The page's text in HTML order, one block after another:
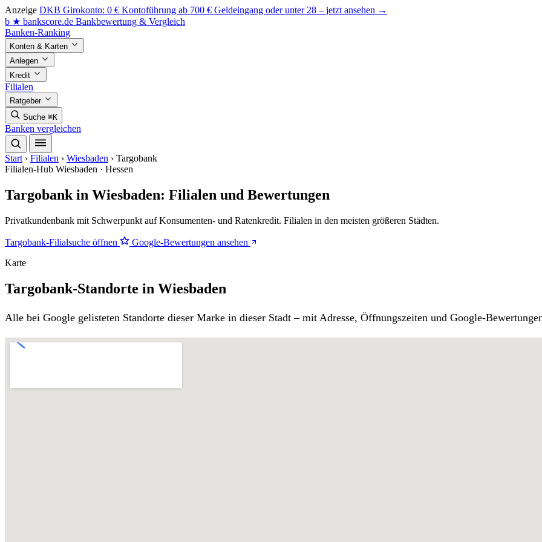
Anzeige DKB Girokonto: 0 € Kontoführung ab 700 € Geldeingang oder unter 28 – jetzt ansehen →
b ★ bankscore.de Bankbewertung & Vergleich
Banken-Ranking
Konten & Karten
Anlegen
Kredit
Filialen
Ratgeber
Suche ⌘K
Banken vergleichen
Start › Filialen › Wiesbaden › Targobank
Filialen-Hub Wiesbaden · Hessen
Targobank in Wiesbaden: Filialen und Bewertungen
Privatkundenbank mit Schwerpunkt auf Konsumenten- und Ratenkredit. Filialen in den meisten größeren Städten.
Targobank-Filialsuche öffnen
Google-Bewertungen ansehen
Karte
Targobank-Standorte in Wiesbaden
Alle bei Google gelisteten Standorte dieser Marke in dieser Stadt – mit Adresse, Öffnungszeiten und Google-